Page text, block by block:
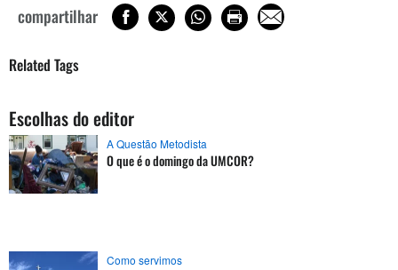
compartilhar
Related Tags
Escolhas do editor
A Questão Metodista
O que é o domingo da UMCOR?
Como servimos